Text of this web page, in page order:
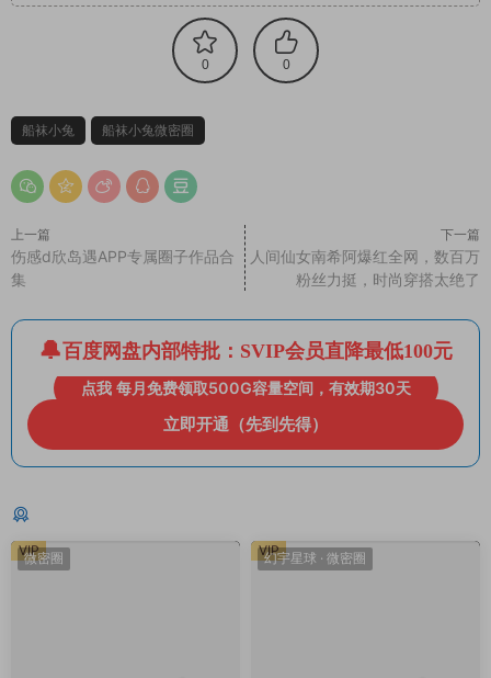
0 0
船袜小兔 船袜小兔微密圈
上一篇
伤感d欣岛遇APP专属圈子作品合
集
下一篇
人间仙女南希阿爆红全网，数百万
粉丝力挺，时尚穿搭太绝了
百度网盘内部特批：SVIP会员直降最低100元
点我 每月免费领取500G容量空间，有效期30天
立即开通（先到先得）
微密圈
VIP 幻宇星球 · 微密圈
VIP